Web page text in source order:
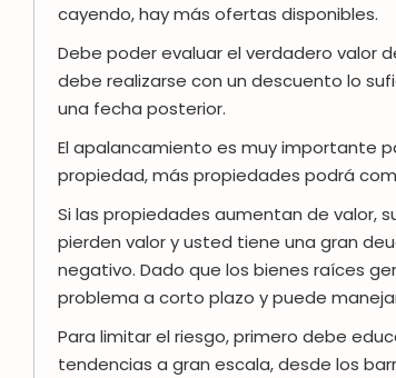
cayendo, hay más ofertas disponibles.
Debe poder evaluar el verdadero valor
debe realizarse con un descuento lo
una fecha posterior.
El apalancamiento es muy importante
propiedad, más propiedades podrá
Si las propiedades aumentan de valor,
pierden valor y usted tiene una gran
negativo. Dado que los bienes raíces
problema a corto plazo y puede
Para limitar el riesgo, primero debe
tendencias a gran escala, desde los